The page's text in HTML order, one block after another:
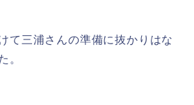
て三浦さんの準備に抜かりはな
。